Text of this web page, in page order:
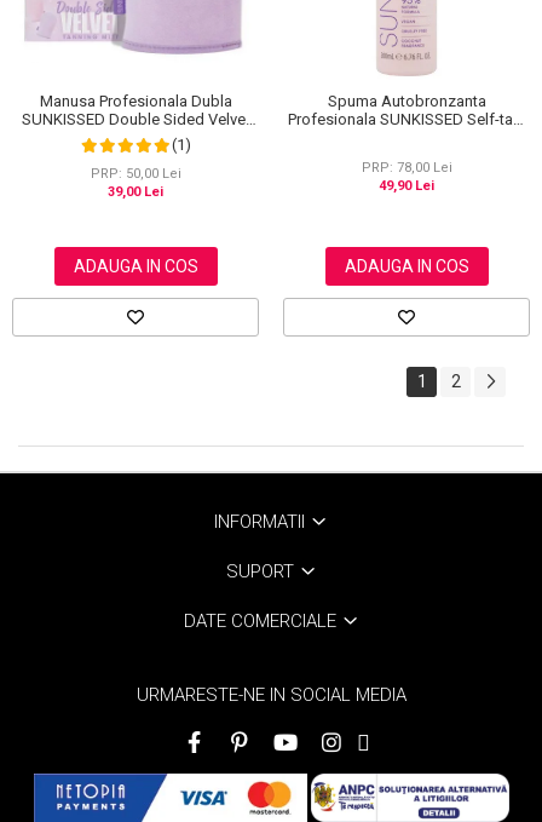
Manusa Profesionala Dubla
SUNKISSED Double Sided Velvet
pentru Aplicarea Autobronzantului,
ECO Packaging
(1)
PRP: 50,00 Lei
39,00 Lei
ADAUGA IN COS
Spuma Autobronzanta
Profesionala SUNKISSED Self-tan,
PRP: 78,00 Lei
49,90 Lei
ADAUGA IN COS
1 2
INFORMATII
SUPORT
DATE COMERCIALE
URMARESTE-NE IN SOCIAL MEDIA